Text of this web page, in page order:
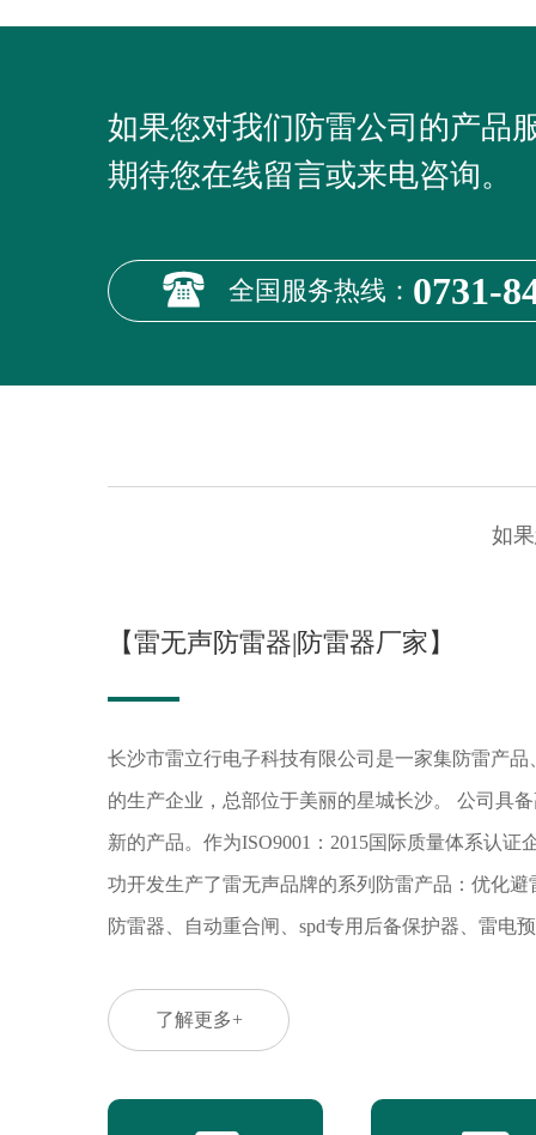
如果您对我们防雷公司的产品
期待您在线留言或来电咨询。
全国服务热线： 0731-
如
【雷无声防雷器|防雷器厂家】
长沙市雷立行电子科技有限公司是一家集防雷产
的生产企业，总部位于美丽的星城长沙。 公司具
新的产品。作为ISO9001：2015国际质量体系认
功开发生产了雷无声品牌的系列防雷产品：优化
防雷器、自动重合闸、spd专用后备保护器、雷电
命长等特点，性能符合国际电工委员会标准、国
电防护装置测试中心、信息产业部、气象局等专
了解更多+